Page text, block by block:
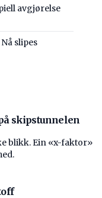
avgjørelse
slipes
skipstunnelen
blikk. Ein «x-faktor»